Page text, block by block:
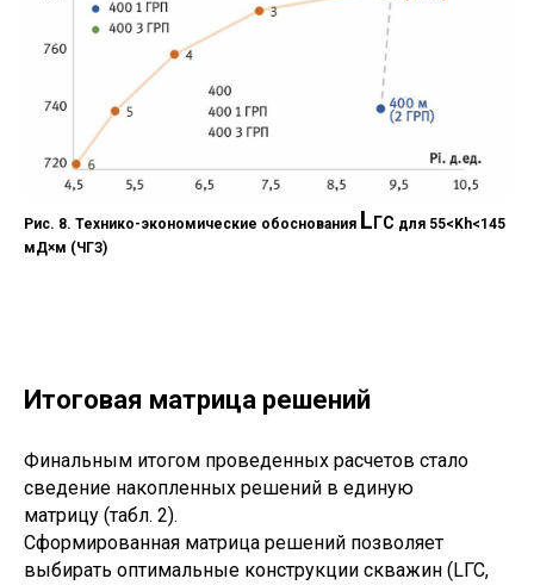
Рис. 8. Технико-экономические обоснования L ГС для 55<Kh<145
мД×м (ЧГЗ)
Итоговая матрица решений
Финальным итогом проведенных расчетов стало
сведение накопленных решений в единую
матрицу (табл. 2).
Сформированная матрица решений позволяет
выбирать оптимальные конструкции скважин (LГС,